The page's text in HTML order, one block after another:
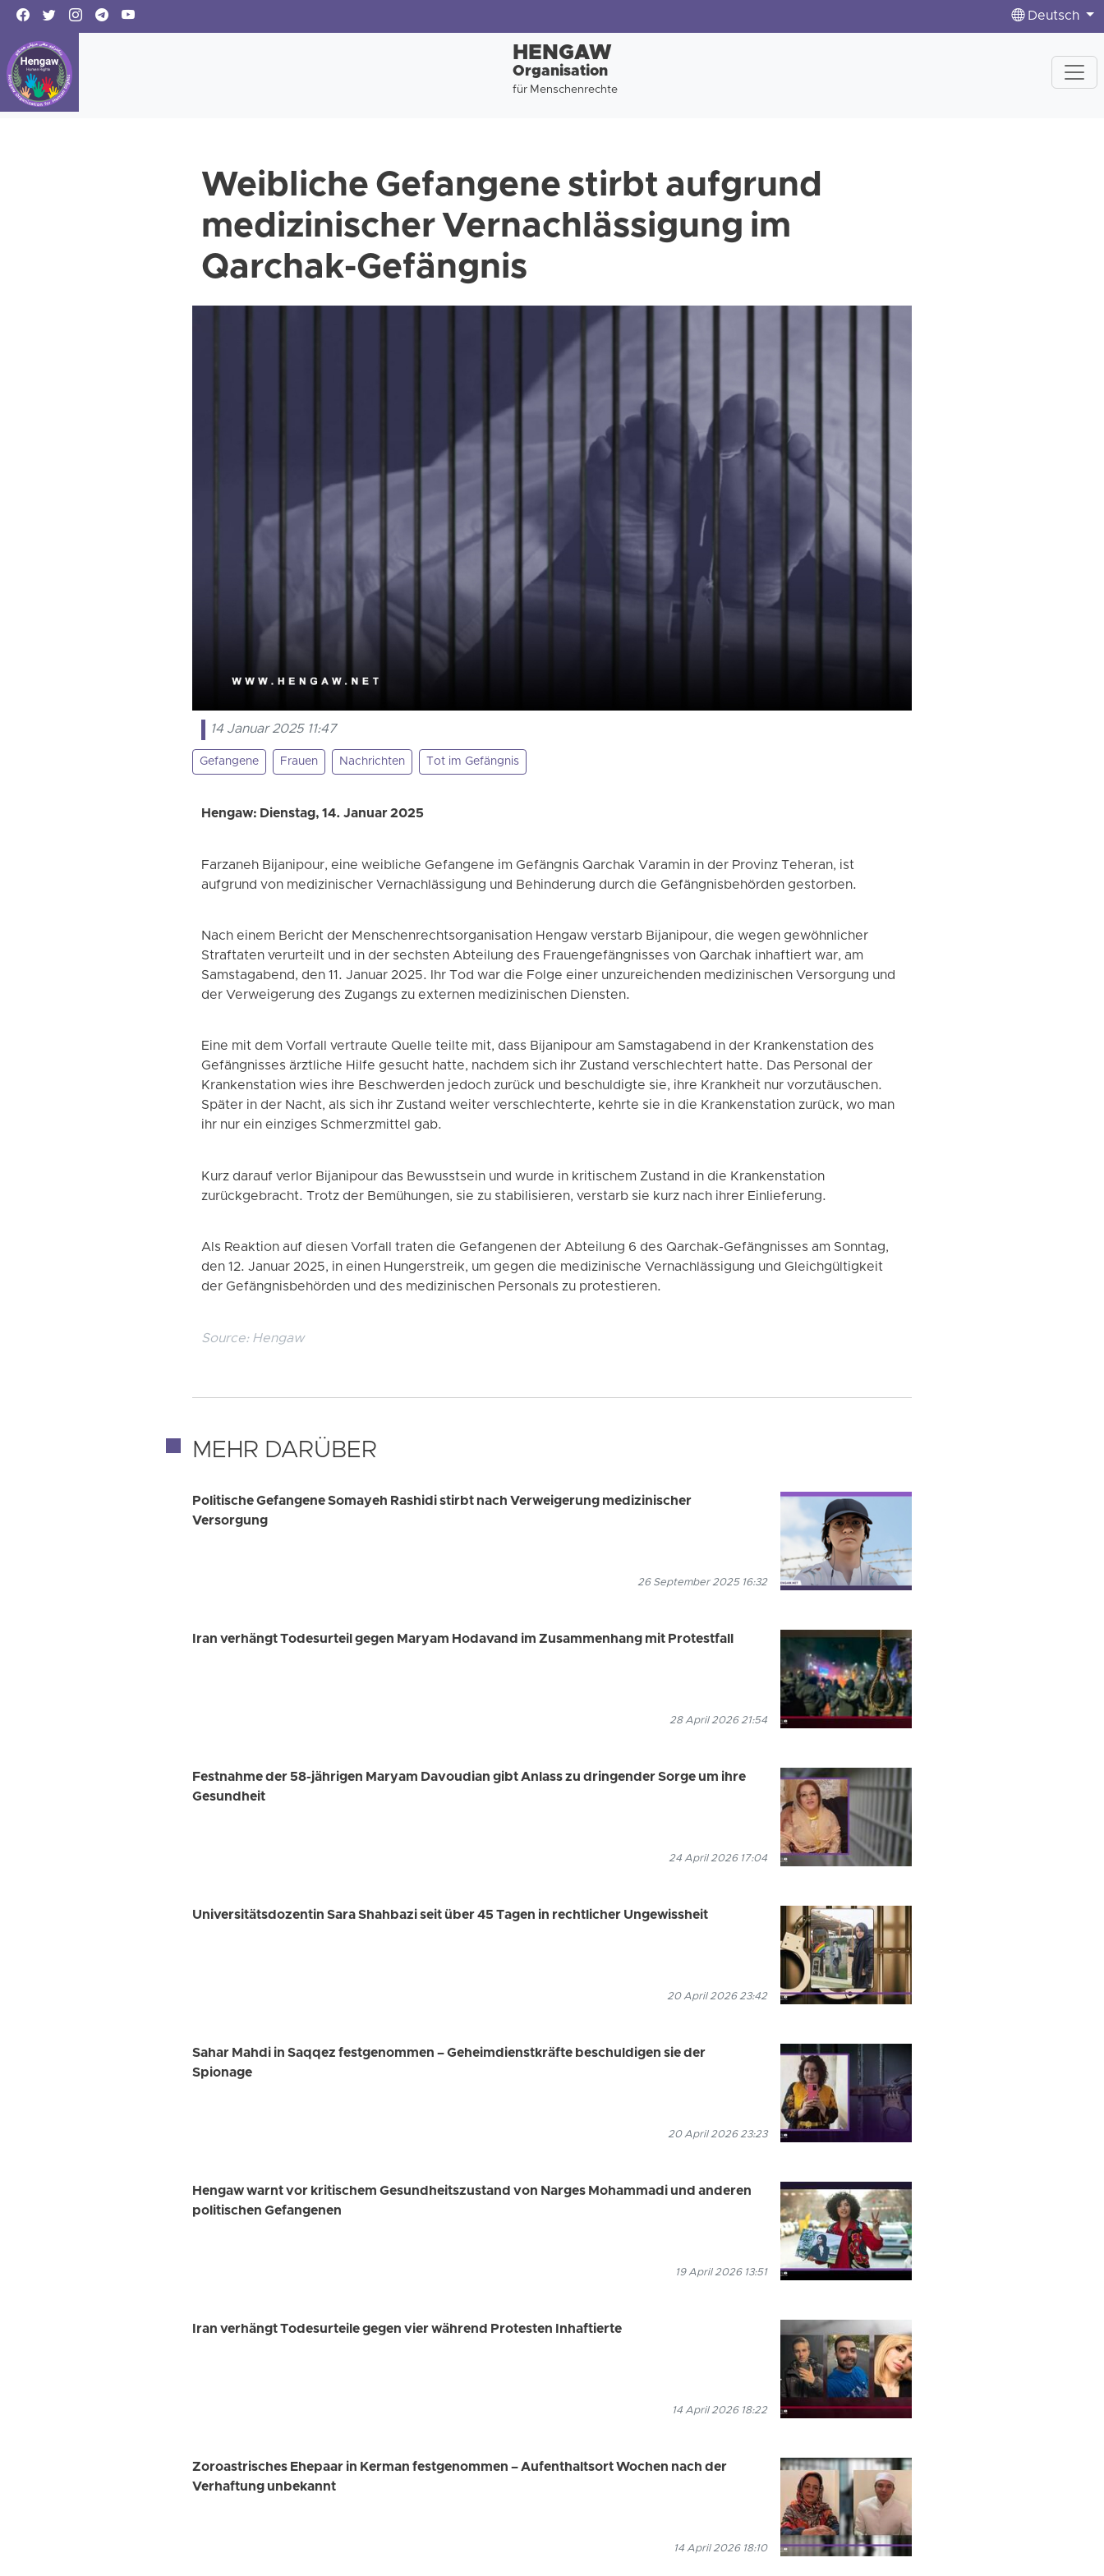
Deutsch
HENGAW
Organisation
für Menschenrechte
Weibliche Gefangene stirbt aufgrund
medizinischer Vernachlässigung im
Qarchak-Gefängnis
14 Januar 2025 11:47
Gefangene Frauen Nachrichten Tot im Gefängnis
Hengaw: Dienstag, 14. Januar 2025
Farzaneh Bijanipour, eine weibliche Gefangene im Gefängnis Qarchak Varamin in der Provinz Teheran, ist
aufgrund von medizinischer Vernachlässigung und Behinderung durch die Gefängnisbehörden gestorben.
Nach einem Bericht der Menschenrechtsorganisation Hengaw verstarb Bijanipour, die wegen gewöhnlicher
Straftaten verurteilt und in der sechsten Abteilung des Frauengefängnisses von Qarchak inhaftiert war, am
Samstagabend, den 11. Januar 2025. Ihr Tod war die Folge einer unzureichenden medizinischen Versorgung und
der Verweigerung des Zugangs zu externen medizinischen Diensten.
Eine mit dem Vorfall vertraute Quelle teilte mit, dass Bijanipour am Samstagabend in der Krankenstation des
Gefängnisses ärztliche Hilfe gesucht hatte, nachdem sich ihr Zustand verschlechtert hatte. Das Personal der
Krankenstation wies ihre Beschwerden jedoch zurück und beschuldigte sie, ihre Krankheit nur vorzutäuschen.
Später in der Nacht, als sich ihr Zustand weiter verschlechterte, kehrte sie in die Krankenstation zurück, wo man
ihr nur ein einziges Schmerzmittel gab.
Kurz darauf verlor Bijanipour das Bewusstsein und wurde in kritischem Zustand in die Krankenstation
zurückgebracht. Trotz der Bemühungen, sie zu stabilisieren, verstarb sie kurz nach ihrer Einlieferung.
Als Reaktion auf diesen Vorfall traten die Gefangenen der Abteilung 6 des Qarchak-Gefängnisses am Sonntag,
den 12. Januar 2025, in einen Hungerstreik, um gegen die medizinische Vernachlässigung und Gleichgültigkeit
der Gefängnisbehörden und des medizinischen Personals zu protestieren.
Source: Hengaw
MEHR DARÜBER
Politische Gefangene Somayeh Rashidi stirbt nach Verweigerung medizinischer
Versorgung
26 September 2025 16:32
Iran verhängt Todesurteil gegen Maryam Hodavand im Zusammenhang mit Protestfall
28 April 2026 21:54
Festnahme der 58-jährigen Maryam Davoudian gibt Anlass zu dringender Sorge um ihre
Gesundheit
24 April 2026 17:04
Universitätsdozentin Sara Shahbazi seit über 45 Tagen in rechtlicher Ungewissheit
20 April 2026 23:42
Sahar Mahdi in Saqqez festgenommen – Geheimdienstkräfte beschuldigen sie der
Spionage
20 April 2026 23:23
Hengaw warnt vor kritischem Gesundheitszustand von Narges Mohammadi und anderen
politischen Gefangenen
19 April 2026 13:51
Iran verhängt Todesurteile gegen vier während Protesten Inhaftierte
14 April 2026 18:22
Zoroastrisches Ehepaar in Kerman festgenommen – Aufenthaltsort Wochen nach der
Verhaftung unbekannt
14 April 2026 18:10